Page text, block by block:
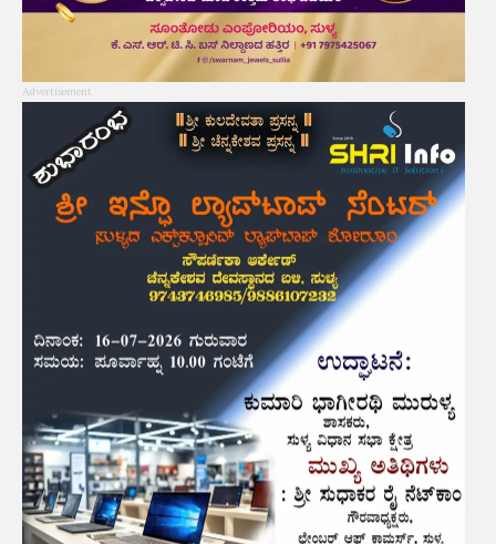
Advertisement